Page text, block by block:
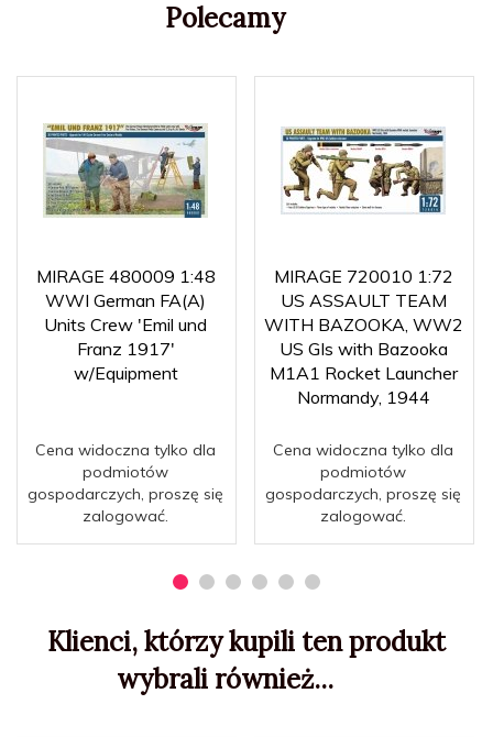
Polecamy
MIRAGE 480009 1:48
WWI German FA(A)
Units Crew 'Emil und
Franz 1917'
w/Equipment
Cena widoczna tylko dla
podmiotów
gospodarczych, proszę się
zalogować.
MIRAGE 720010 1:72
US ASSAULT TEAM
WITH BAZOOKA, WW2
US GIs with Bazooka
M1A1 Rocket Launcher
Normandy, 1944
Cena widoczna tylko dla
podmiotów
gospodarczych, proszę się
zalogować.
Klienci, którzy kupili ten produkt
wybrali również...